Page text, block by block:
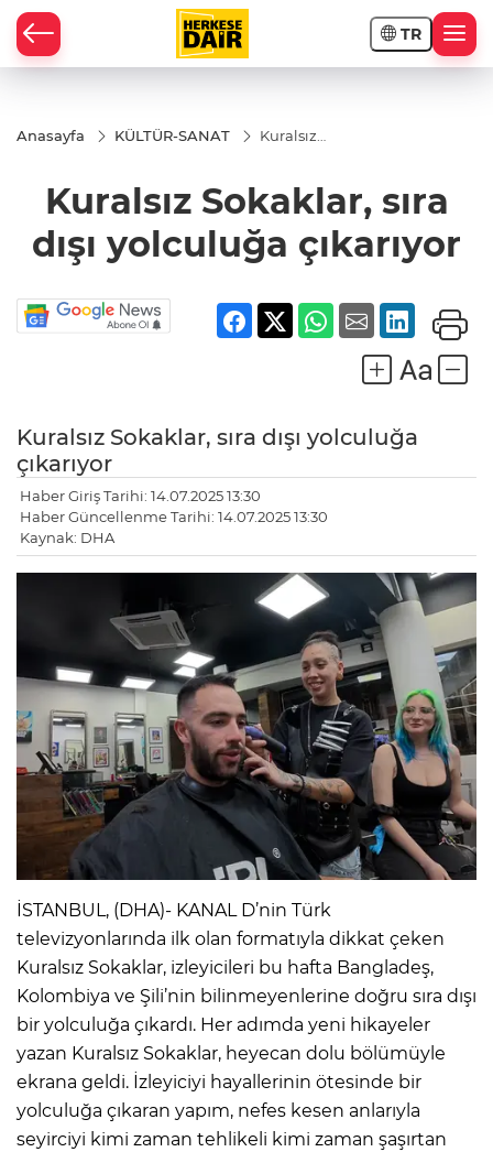
TR
Anasayfa KÜLTÜR-SANAT
Kuralsız
yolculuğa
çıkarıyor
Kuralsız Sokaklar, sıra
dışı yolculuğa çıkarıyor
Kuralsız Sokaklar, sıra dışı yolculuğa
çıkarıyor
Haber Giriş Tarihi: 14.07.2025 13:30
Haber Güncellenme Tarihi: 14.07.2025 13:30
Kaynak: DHA
İSTANBUL, (DHA)- KANAL D’nin Türk
televizyonlarında ilk olan formatıyla dikkat çeken
Kuralsız Sokaklar, izleyicileri bu hafta Bangladeş,
Kolombiya ve Şili’nin bilinmeyenlerine doğru sıra dışı
bir yolculuğa çıkardı. Her adımda yeni hikayeler
yazan Kuralsız Sokaklar, heyecan dolu bölümüyle
ekrana geldi. İzleyiciyi hayallerinin ötesinde bir
yolculuğa çıkaran yapım, nefes kesen anlarıyla
seyirciyi kimi zaman tehlikeli kimi zaman şaşırtan